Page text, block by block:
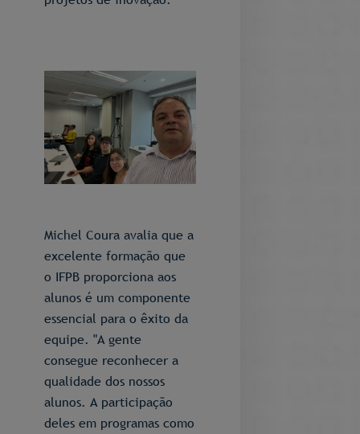
Michel Coura avalia que a
excelente formação que
o IFPB proporciona aos
alunos é um componente
essencial para o êxito da
equipe. "A gente
consegue reconhecer a
qualidade dos nossos
alunos. A participação
deles em programas como